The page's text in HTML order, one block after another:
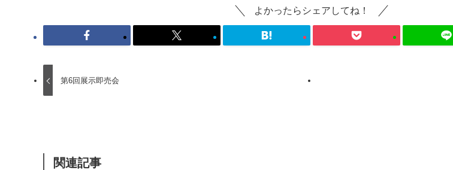
よかったらシェアしてね！
第6回展示即売会
関連記事